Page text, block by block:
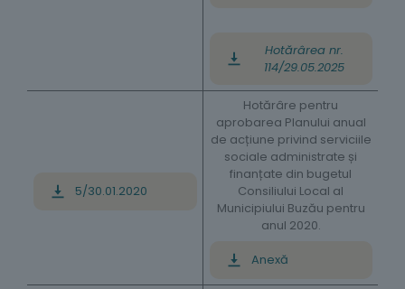
Hotărârea nr.
114/29.05.2025
5/30.01.2020
Hotărâre pentru
aprobarea Planului anual
de acțiune privind serviciile
sociale administrate și
finanțate din bugetul
Consiliului Local al
Municipiului Buzău pentru
anul 2020.
Anexă